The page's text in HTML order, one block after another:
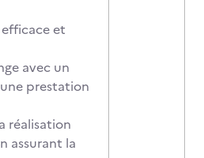
et
avec un
prestation
réalisation
assurant la